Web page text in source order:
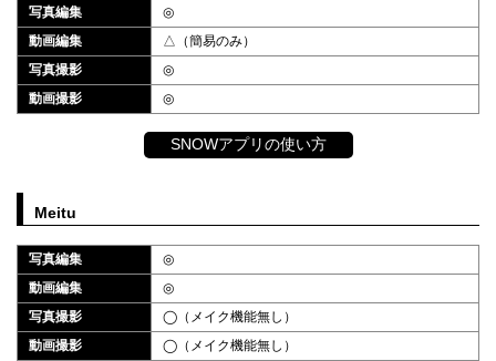
写真編集
◎
動画編集
△（簡易のみ）
写真撮影
◎
動画撮影
◎
SNOWアプリの使い方
Meitu
写真編集
◎
動画編集
◎
写真撮影
◯（メイク機能無し）
動画撮影
◯（メイク機能無し）